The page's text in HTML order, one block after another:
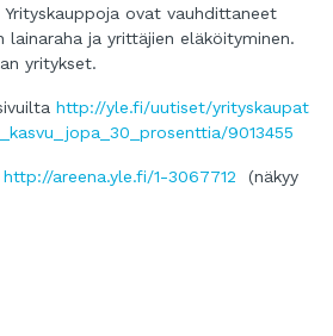
ovat vauhdittaneet
lainaraha ja yrittäjien eläköityminen.
yritykset.
http://yle.fi/uutiset/yrityskaupat
9013455
http://areena.yle.fi/1-3067712 (näkyy